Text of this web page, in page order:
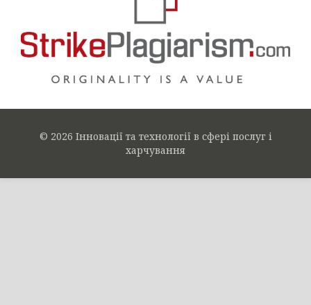
© 2026 Інновації та технології в сфері послуг і
харчування